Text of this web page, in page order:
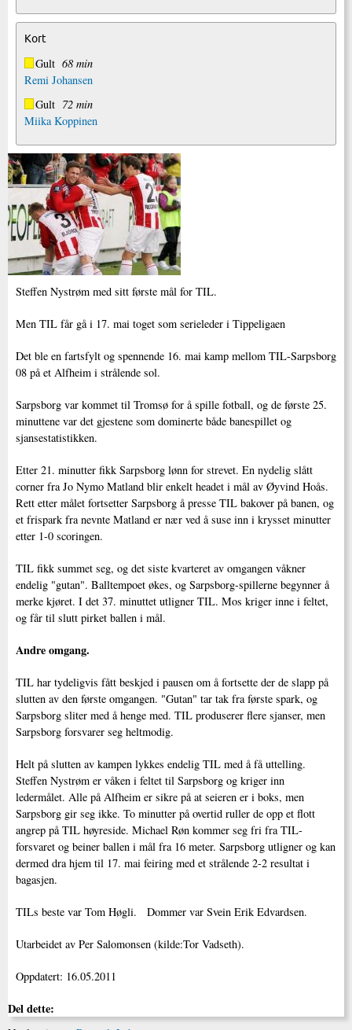
Kort
Gult 68 min
Remi Johansen
Gult 72 min
Miika Koppinen
Steffen Nystrøm med sitt første mål for TIL.
Men TIL får gå i 17. mai toget som serieleder i Tippeligaen
Det ble en fartsfylt og spennende 16. mai kamp mellom TIL-Sarpsborg
08 på et Alfheim i strålende sol.
Sarpsborg var kommet til Tromsø for å spille fotball, og de første 25.
minuttene var det gjestene som dominerte både banespillet og
sjansestatistikken.
Etter 21. minutter fikk Sarpsborg lønn for strevet. En nydelig slått
corner fra Jo Nymo Matland blir enkelt headet i mål av Øyvind Hoås.
Rett etter målet fortsetter Sarpsborg å presse TIL bakover på banen, og
et frispark fra nevnte Matland er nær ved å suse inn i krysset minutter
etter 1-0 scoringen.
TIL fikk summet seg, og det siste kvarteret av omgangen våkner
endelig "gutan". Balltempoet økes, og Sarpsborg-spillerne begynner å
merke kjøret. I det 37. minuttet utligner TIL. Mos kriger inne i feltet,
og får til slutt pirket ballen i mål.
Andre omgang.
TIL har tydeligvis fått beskjed i pausen om å fortsette der de slapp på
slutten av den første omgangen. "Gutan" tar tak fra første spark, og
Sarpsborg sliter med å henge med. TIL produserer flere sjanser, men
Sarpsborg forsvarer seg heltmodig.
Helt på slutten av kampen lykkes endelig TIL med å få uttelling.
Steffen Nystrøm er våken i feltet til Sarpsborg og kriger inn
ledermålet. Alle på Alfheim er sikre på at seieren er i boks, men
Sarpsborg gir seg ikke. To minutter på overtid ruller de opp et flott
angrep på TIL høyreside. Michael Røn kommer seg fri fra TIL-
forsvaret og beiner ballen i mål fra 16 meter. Sarpsborg utligner og kan
dermed dra hjem til 17. mai feiring med et strålende 2-2 resultat i
bagasjen.
TILs beste var Tom Høgli. Dommer var Svein Erik Edvardsen.
Utarbeidet av Per Salomonsen (kilde:Tor Vadseth).
Oppdatert: 16.05.2011
Del dette: